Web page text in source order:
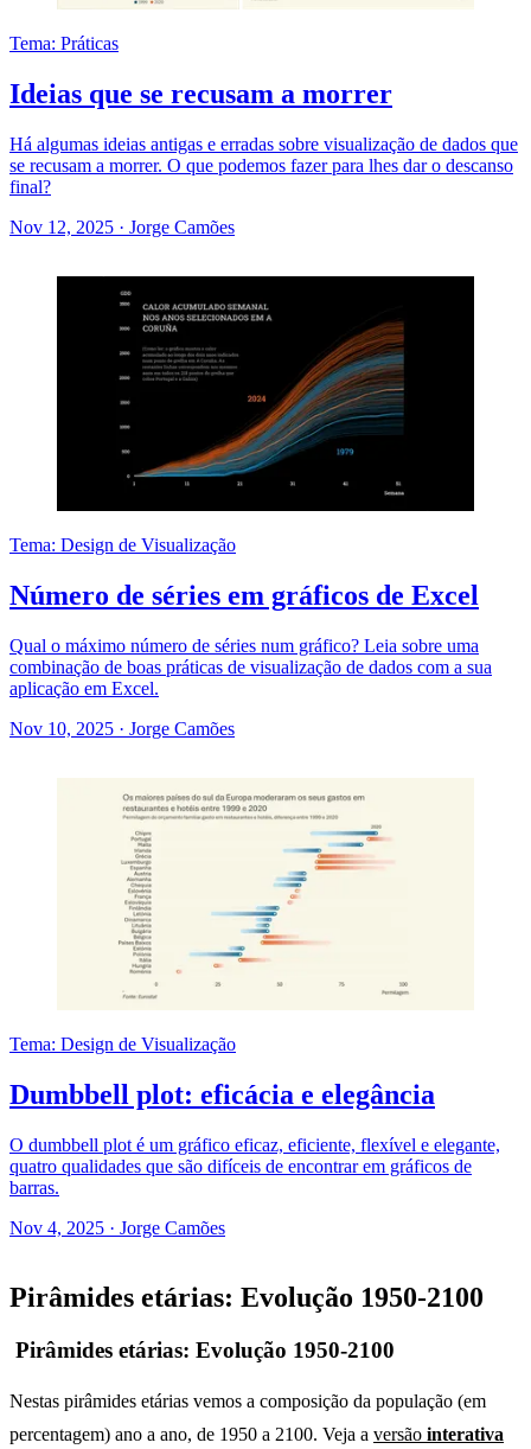
Tema: Práticas
Ideias que se recusam a morrer
Há algumas ideias antigas e erradas sobre visualização de dados que
se recusam a morrer. O que podemos fazer para lhes dar o descanso
final?
Nov 12, 2025 · Jorge Camões
Tema: Design de Visualização
Número de séries em gráficos de Excel
Qual o máximo número de séries num gráfico? Leia sobre uma
combinação de boas práticas de visualização de dados com a sua
aplicação em Excel.
Nov 10, 2025 · Jorge Camões
Tema: Design de Visualização
Dumbbell plot: eficácia e elegância
O dumbbell plot é um gráfico eficaz, eficiente, flexível e elegante,
quatro qualidades que são difíceis de encontrar em gráficos de
barras.
Nov 4, 2025 · Jorge Camões
Pirâmides etárias: Evolução 1950-2100
Pirâmides etárias: Evolução 1950-2100
Nestas pirâmides etárias vemos a composição da população (em
percentagem) ano a ano, de 1950 a 2100. Veja a versão interativa